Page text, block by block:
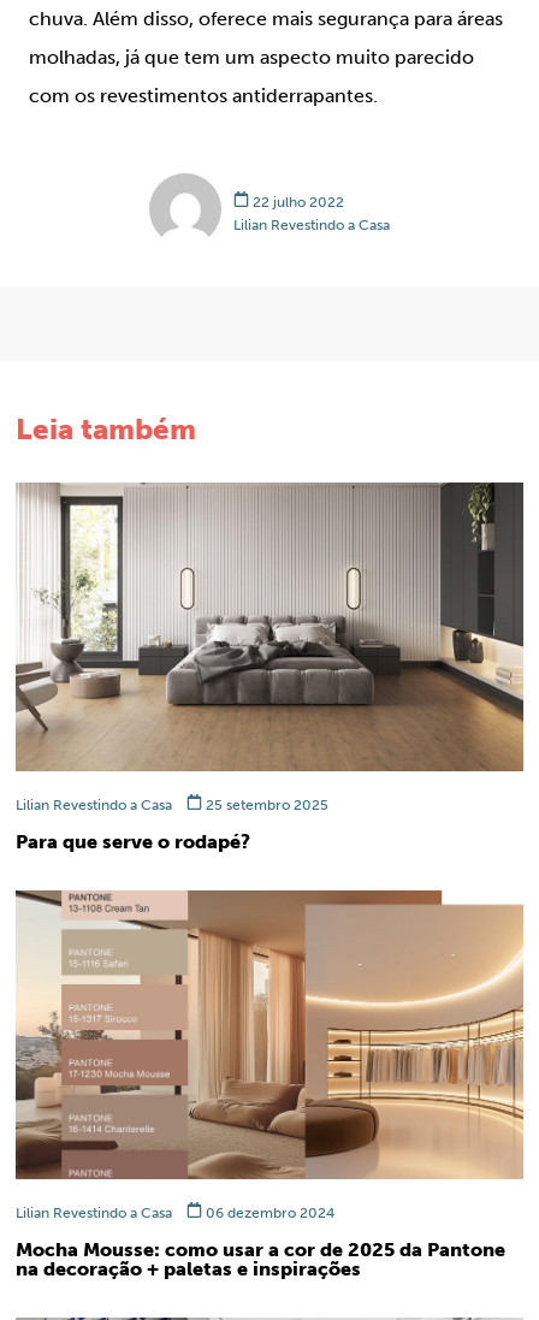
chuva. Além disso, oferece mais segurança para áreas
molhadas, já que tem um aspecto muito parecido
com os revestimentos antiderrapantes.
22 julho 2022
Lilian Revestindo a Casa
Leia também
Lilian Revestindo a Casa 25 setembro 2025
Para que serve o rodapé?
Lilian Revestindo a Casa 06 dezembro 2024
Mocha Mousse: como usar a cor de 2025 da Pantone
na decoração + paletas e inspirações